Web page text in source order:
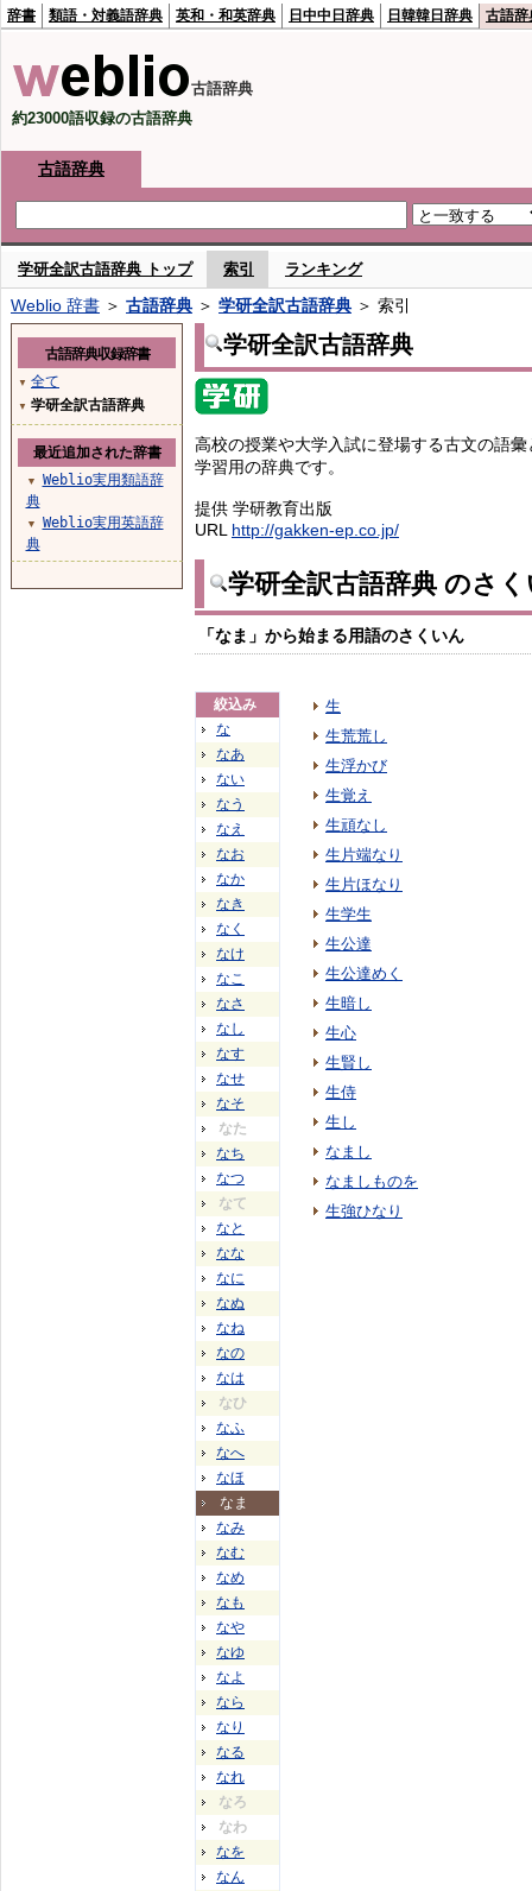
辞書 類語・対義語辞典 英和・和英辞典 日中中日辞典 日韓韓日辞典 古語辞
古語辞典
約23000語収録の古語辞典
古語辞典
学研全訳古語辞典 トップ 索引 ランキング
Weblio 辞書 ＞ 古語辞典 ＞ 学研全訳古語辞典 ＞ 索引
学研全訳古語辞典
高校の授業や大学入試に登場する古文の語
学習用の辞典です。
提供 学研教育出版
URL http://gakken-ep.co.jp/
学研全訳古語辞典 のさ
「なま」から始まる用語のさくいん
絞込み
な
なあ
ない
なう
なえ
なお
なか
なき
なく
なけ
なこ
なさ
なし
なす
なせ
なそ
なた
なち
なつ
なて
なと
なな
なに
なぬ
なね
なの
なは
なひ
なふ
なへ
なほ
なま
なみ
なむ
なめ
なも
なや
なゆ
なよ
なら
なり
なる
なれ
なろ
なわ
なを
なん
生
生荒荒し
生浮かび
生覚え
生頑なし
生片端なり
生片ほなり
生学生
生公達
生公達めく
生暗し
生心
生賢し
生侍
生し
なまし
なましものを
生強ひなり
古語辞典収録辞書
▼ 全て
▼ 学研全訳古語辞典
最近追加された辞書
▼
Weblio実用類語辞
典
▼
Weblio実用英語辞
典